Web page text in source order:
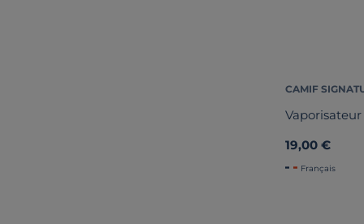
CAMIF
19,00 €
Français